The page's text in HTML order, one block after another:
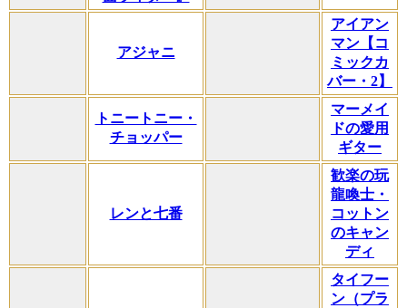
アジャニ
アイアン
マン【コ
ミックカ
バー・2】
トニートニー・
チョッパー
マーメイ
ドの愛用
ギター
レンと七番
歓楽の玩
龍喚士・
コットン
のキャン
ディ
タイフー
ン（プラ